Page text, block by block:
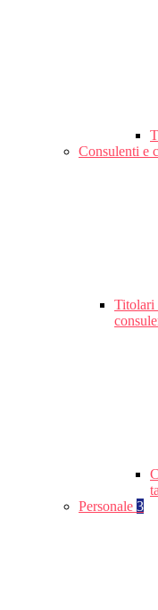
Consulenti e
Titolari
Personale 3